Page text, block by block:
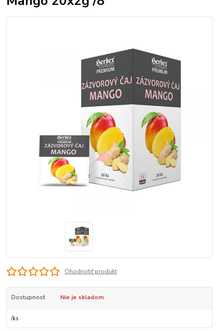
Ohodnotiť produkt
Dostupnosť Nie je skladom
/ks